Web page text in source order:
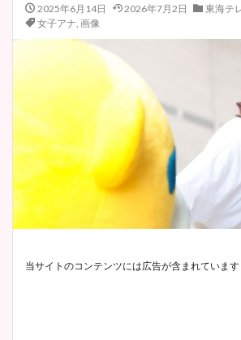
2025年6月14日 2026年7月2日
東海テ
女子アナ, 画像
当サイトのコンテンツには広告が含まれています